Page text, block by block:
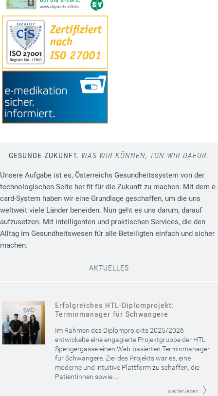
GESUNDE ZUKUNFT. WAS WIR KÖNNEN, TUN WIR DAFÜR.
Unsere Aufgabe ist es, Österreichs Gesundheitssystem von der
technologischen Seite her fit für die Zukunft zu machen. Mit dem e-
card-System haben wir eine Grundlage geschaffen, um die uns
weltweit viele Länder beneiden. Nun geht es uns darum, darauf
aufzusetzen. Mit intelligenten und praktischen Services, die den
Alltag im Gesundheitswesen für alle Beteiligten einfach und sicher
machen.
AKTUELLES
Erfolgreiches HTL-Diplomprojekt:
Terminmanager für Schwangere
Im Rahmen des Diplomprojekts 2025/2026
entwickelte eine engagierte Projektgruppe der HTL
Spengergasse einen Web-basierten Terminmanager
für Schwangere. Ziel des Projekts war es, eine
moderne und intuitive Plattform zu schaffen, die
Patientinnen sowie ...
weiterlesen